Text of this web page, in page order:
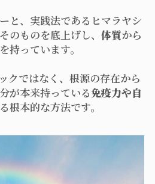
と、実践法であるヒマラヤシ
そのものを底上げし、体質から
持っています。
クではなく、根源の存在から
が本来持っている免疫力や自
根本的な方法です。